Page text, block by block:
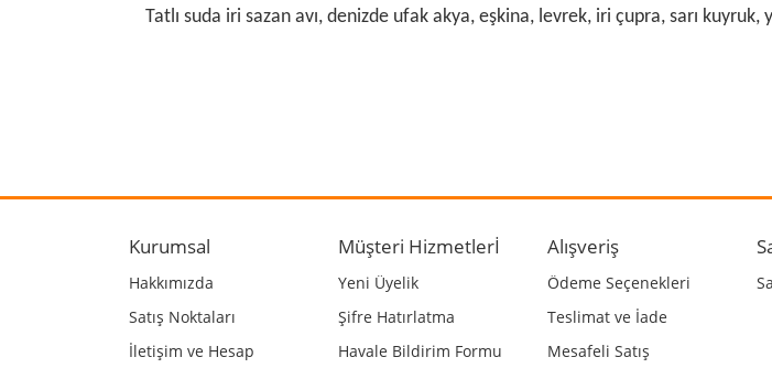
Tatlı suda iri sazan avı, denizde ufak akya, eşkina, levrek, iri çupra, sarı
Ürün resmi kalitesiz, bozuk veya görüntülenemiyor.
Ürün bilgilerinde hatalar bulunuyor.
Ürün fiyatı diğer sitelerden daha pahalı.
Bu ürüne benzer farklı alternatifler olmalı.
Kurumsal
Hakkımızda
Satış Noktaları
İletişim ve Hesap
Müşteri Hizmetlerİ
Yeni Üyelik
Şifre Hatırlatma
Havale Bildirim Formu
Alışveriş
Ödeme Seçenekleri
Teslimat ve İade
Mesafeli Satış